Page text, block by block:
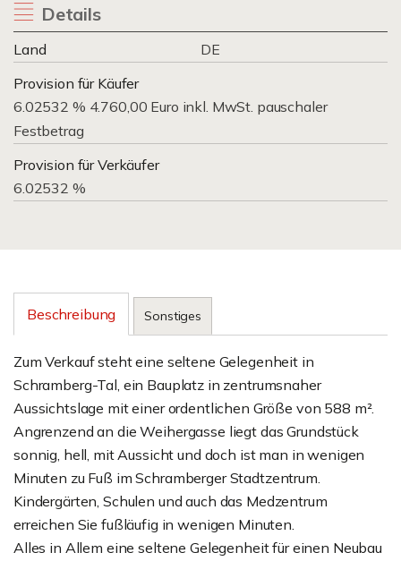
Details
Land
DE
Provision für Käufer
6.02532 % 4.760,00 Euro inkl. MwSt. pauschaler
Festbetrag
Provision für Verkäufer
6.02532 %
Beschreibung Sonstiges
Zum Verkauf steht eine seltene Gelegenheit in
Schramberg-Tal, ein Bauplatz in zentrumsnaher
Aussichtslage mit einer ordentlichen Größe von 588 m².
Angrenzend an die Weihergasse liegt das Grundstück
sonnig, hell, mit Aussicht und doch ist man in wenigen
Minuten zu Fuß im Schramberger Stadtzentrum.
Kindergärten, Schulen und auch das Medzentrum
erreichen Sie fußläufig in wenigen Minuten.
Alles in Allem eine seltene Gelegenheit für einen Neubau